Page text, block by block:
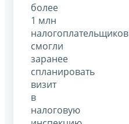
более
1 млн
налогоплательщиков
смогли
заранее
спланировать
визит
в
налоговую